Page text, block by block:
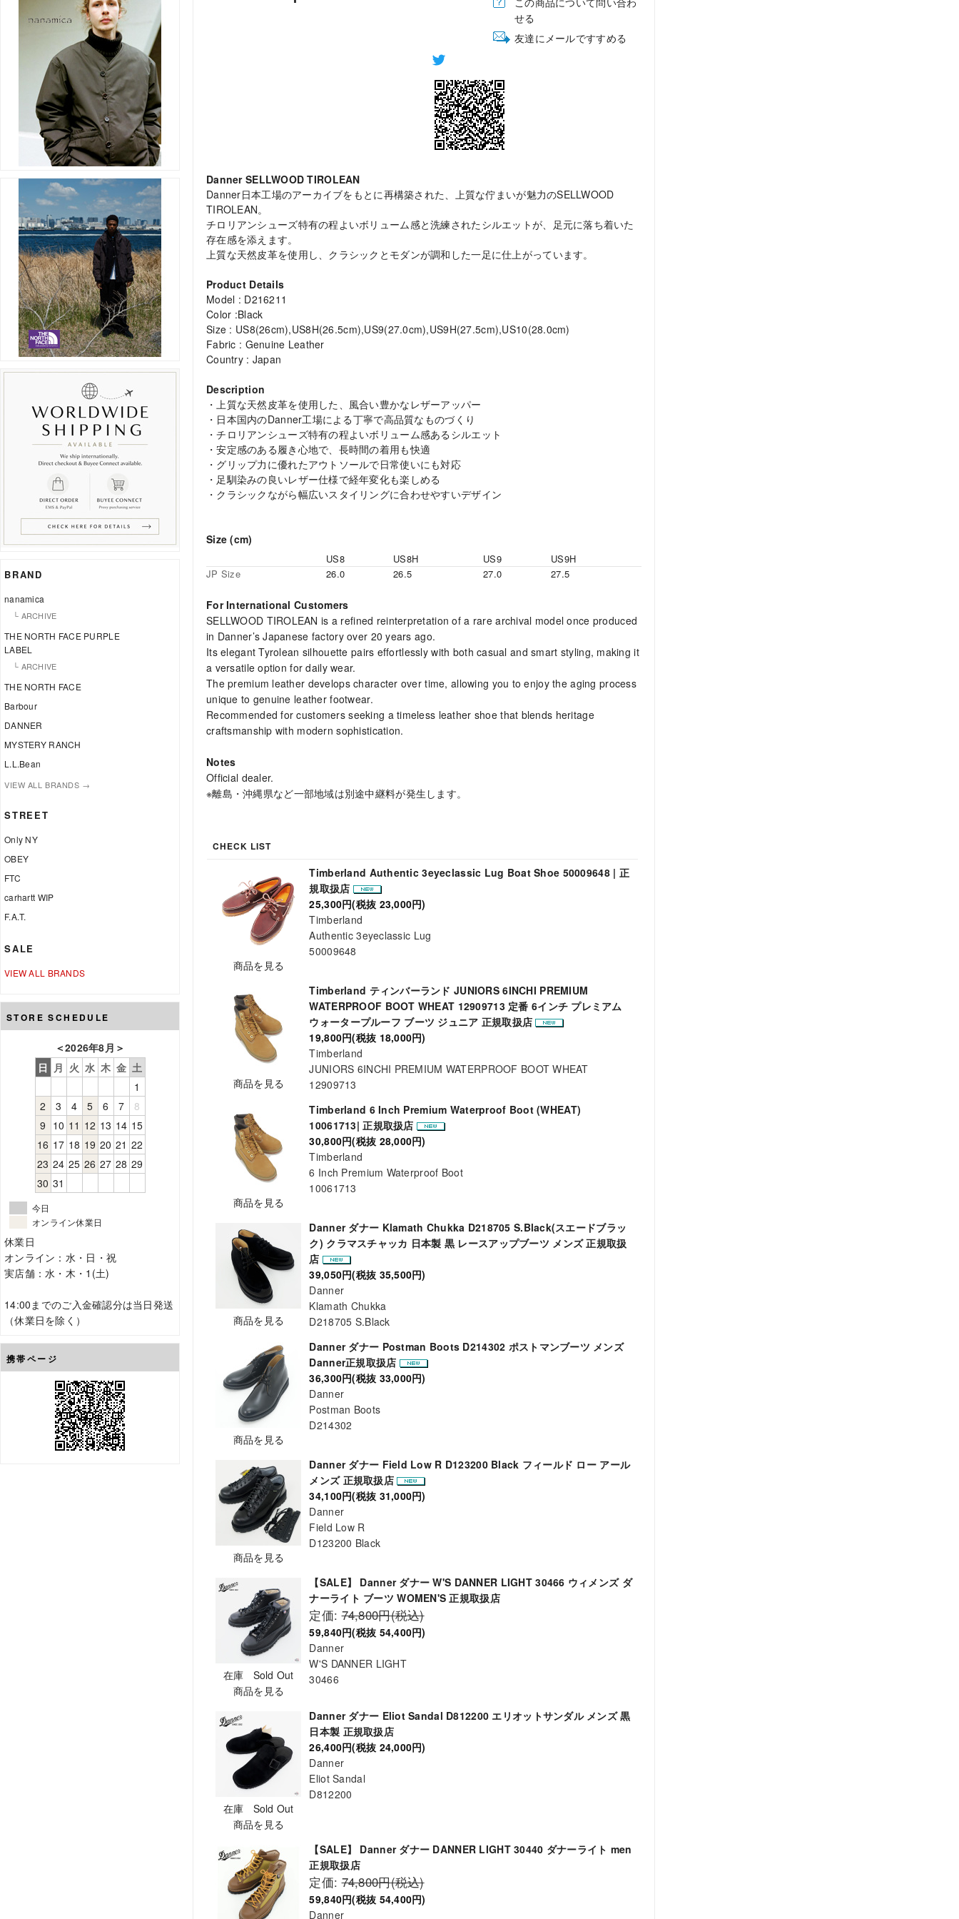
BRAND
nanamica
└ ARCHIVE
THE NORTH FACE PURPLE
LABEL
└ ARCHIVE
THE NORTH FACE
Barbour
DANNER
MYSTERY RANCH
L.L.Bean
VIEW ALL BRANDS →
STREET
Only NY
OBEY
FTC
carhartt WIP
F.A.T.
SALE
VIEW ALL BRANDS
STORE SCHEDULE
＜2026年8月 ＞
日 月 火 水 木 金 土
1
2
3 4 5 6 7
8
9 10 11 12 13 14 15
16 17 18 19 20 21 22
23 24 25 26 27 28 29
30 31
今日
オンライン休業日
休業日
オンライン：水・日・祝
実店舗：水・木・1(土)
14:00までのご入金確認分は当日発送
（休業日を除く）
携帯ページ
せる
友達にメールですすめる
Danner SELLWOOD TIROLEAN
Danner日本工場のアーカイブをもとに再構築された、上質な佇まいが魅力のSELLWOOD
TIROLEAN。
チロリアンシューズ特有の程よいボリューム感と洗練されたシルエットが、足元に落ち着いた
存在感を添えます。
上質な天然皮革を使用し、クラシックとモダンが調和した一足に仕上がっています。
Product Details
Model : D216211
Color :Black
Size : US8(26cm),US8H(26.5cm),US9(27.0cm),US9H(27.5cm),US10(28.0cm)
Fabric : Genuine Leather
Country : Japan
Description
・上質な天然皮革を使用した、風合い豊かなレザーアッパー
・日本国内のDanner工場による丁寧で高品質なものづくり
・チロリアンシューズ特有の程よいボリューム感あるシルエット
・安定感のある履き心地で、長時間の着用も快適
・グリップ力に優れたアウトソールで日常使いにも対応
・足馴染みの良いレザー仕様で経年変化も楽しめる
・クラシックながら幅広いスタイリングに合わせやすいデザイン
Size (cm)
US8 US8H US9
US9H
JP Size
26.0 26.5 27.0 27.5
For International Customers
SELLWOOD TIROLEAN is a refined reinterpretation of a rare archival model once produced
in Danner’s Japanese factory over 20 years ago.
Its elegant Tyrolean silhouette pairs effortlessly with both casual and smart styling, making it
a versatile option for daily wear.
The premium leather develops character over time, allowing you to enjoy the aging process
unique to genuine leather footwear.
Recommended for customers seeking a timeless leather shoe that blends heritage
craftsmanship with modern sophistication.
Notes
Official dealer.
※離島・沖縄県など一部地域は別途中継料が発生します。
CHECK LIST
商品を見る
Timberland Authentic 3eyeclassic Lug Boat Shoe 50009648 | 正
規取扱店
25,300円(税抜 23,000円)
Timberland
Authentic 3eyeclassic Lug
50009648
商品を見る
Timberland ティンバーランド JUNIORS 6INCHI PREMIUM
WATERPROOF BOOT WHEAT 12909713 定番 6インチ プレミアム
ウォータープルーフ ブーツ ジュニア 正規取扱店
19,800円(税抜 18,000円)
Timberland
JUNIORS 6INCHI PREMIUM WATERPROOF BOOT WHEAT
12909713
商品を見る
Timberland 6 Inch Premium Waterproof Boot (WHEAT)
10061713| 正規取扱店
30,800円(税抜 28,000円)
Timberland
6 Inch Premium Waterproof Boot
10061713
商品を見る
Danner ダナー Klamath Chukka D218705 S.Black(スエードブラッ
ク) クラマスチャッカ 日本製 黒 レースアップブーツ メンズ 正規取扱
店
39,050円(税抜 35,500円)
Danner
Klamath Chukka
D218705 S.Black
商品を見る
Danner ダナー Postman Boots D214302 ポストマンブーツ メンズ
Danner正規取扱店
36,300円(税抜 33,000円)
Danner
Postman Boots
D214302
商品を見る
Danner ダナー Field Low R D123200 Black フィールド ロー アール
メンズ 正規取扱店
34,100円(税抜 31,000円)
Danner
Field Low R
D123200 Black
在庫 Sold Out
商品を見る
【SALE】 Danner ダナー W'S DANNER LIGHT 30466 ウィメンズ ダ
ナーライト ブーツ WOMEN'S 正規取扱店
定価:74,800円(税込)
59,840円(税抜 54,400円)
Danner
W'S DANNER LIGHT
30466
在庫 Sold Out
商品を見る
Danner ダナー Eliot Sandal D812200 エリオットサンダル メンズ 黒
日本製 正規取扱店
26,400円(税抜 24,000円)
Danner
Eliot Sandal
D812200
【SALE】 Danner ダナー DANNER LIGHT 30440 ダナーライト men
正規取扱店
定価:74,800円(税込)
59,840円(税抜 54,400円)
Danner